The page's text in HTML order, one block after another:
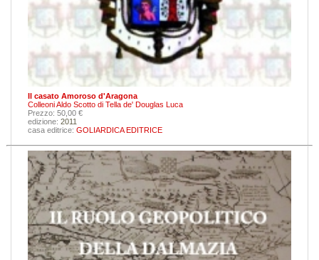
Il casato Amoroso d'Aragona
Colleoni Aldo Scotto di Tella de' Douglas Luca
Prezzo: 50,00 €
edizione: 2011
casa editrice: GOLIARDICA EDITRICE